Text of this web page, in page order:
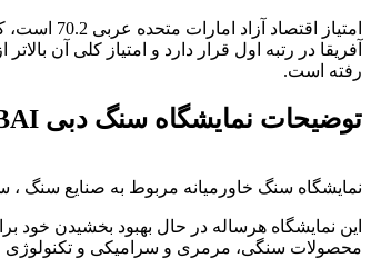
رفته است.
توضیحات نمایشگاه سنگ دبی MIDDLE EAST STONE DUBAI
نمایشگاه سنگ خاورمیانه مربوط به صنایع سنگ ، سرامیک و مرمر می باشد این نمایشگاه در
این نمایشگاه هرساله در حال بهبود بخشیدن
محصولات سنگی، مرمری و سرامیکی و تکنولوژی